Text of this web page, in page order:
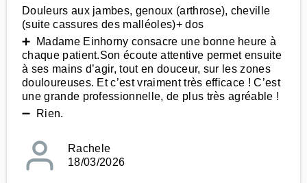
Douleurs aux jambes, genoux (arthrose), cheville
(suite cassures des malléoles)+ dos
➕ Madame Einhorny consacre une bonne heure à
chaque patient.Son écoute attentive permet ensuite
à ses mains d’agir, tout en douceur, sur les zones
douloureuses. Et c’est vraiment très efficace ! C’est
une grande professionnelle, de plus très agréable !
➖ Rien.
Rachele
18/03/2026